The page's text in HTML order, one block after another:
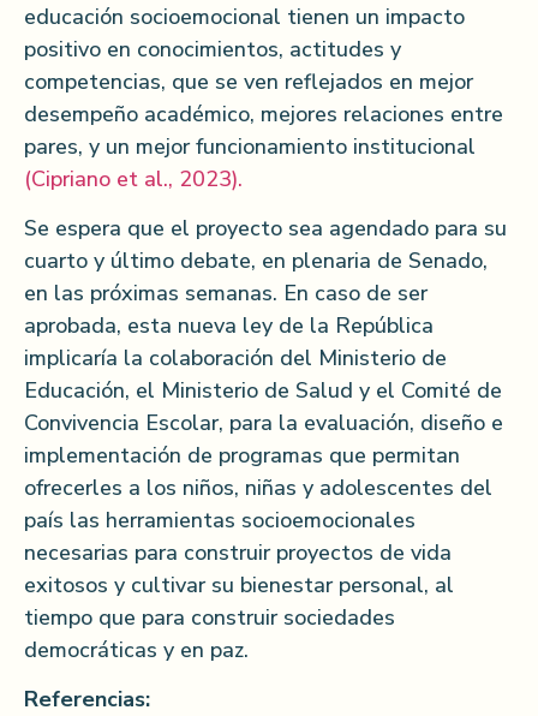
educación socioemocional tienen un impacto
positivo en conocimientos, actitudes y
competencias, que se ven reflejados en mejor
desempeño académico, mejores relaciones entre
pares, y un mejor funcionamiento institucional
(Cipriano et al., 2023).
Se espera que el proyecto sea agendado para su
cuarto y último debate, en plenaria de Senado,
en las próximas semanas. En caso de ser
aprobada, esta nueva ley de la República
implicaría la colaboración del Ministerio de
Educación, el Ministerio de Salud y el Comité de
Convivencia Escolar, para la evaluación, diseño e
implementación de programas que permitan
ofrecerles a los niños, niñas y adolescentes del
país las herramientas socioemocionales
necesarias para construir proyectos de vida
exitosos y cultivar su bienestar personal, al
tiempo que para construir sociedades
democráticas y en paz.
Referencias: